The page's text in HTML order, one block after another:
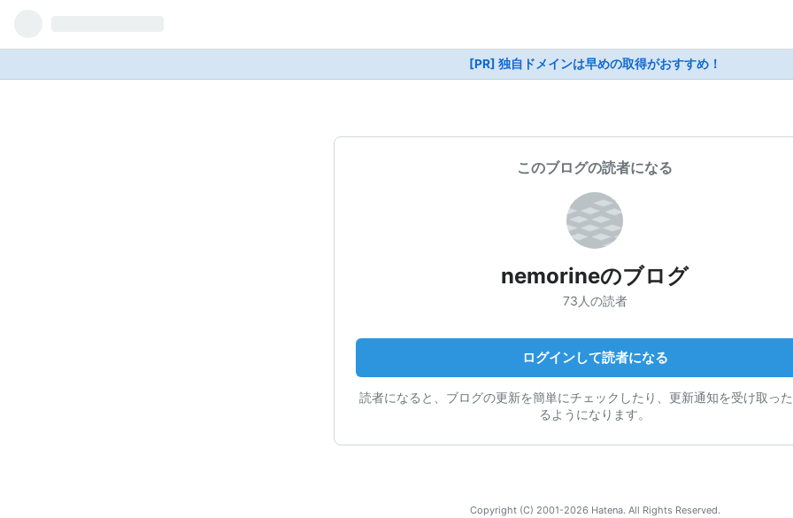
[PR] 独自ドメインは早めの取得がおすすめ！
このブログの読者になる
nemorineのブログ
73人の読者
ログインして読者になる
読者になると、ブログの更新を簡単にチェックしたり、更新通知を受け取っ
るようになります。
Copyright (C) 2001-2026 Hatena. All Rights Reserved.